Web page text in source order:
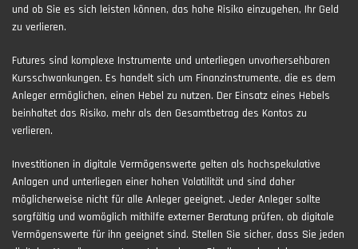
und ob Sie es sich leisten können, das hohe Risiko einzugehen, Ihr Geld
zu verlieren.
Futures sind komplexe Instrumente und unterliegen unvorhersehbaren
Kursschwankungen. Es handelt sich um Finanzinstrumente, die es dem
Anleger ermöglichen, einen Hebel zu nutzen. Der Einsatz eines Hebels
beinhaltet das Risiko, mehr als den Gesamtbetrag des Kontos zu
verlieren.
Investitionen in digitale Vermögenswerte gelten als hochspekulative
Anlagen und unterliegen einer hohen Volatilität und sind daher
möglicherweise nicht für alle Anleger geeignet. Jeder Anleger sollte
sorgfältig und womöglich mithilfe externer Beratung prüfen, ob digitale
Vermögenswerte für ihn geeignet sind. Stellen Sie sicher, dass Sie jeden